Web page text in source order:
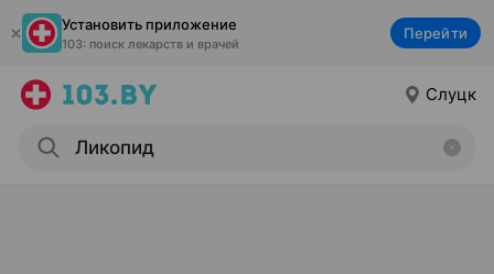
Установить приложение
103: поиск лекарств и врачей
Перейти
Слуцк